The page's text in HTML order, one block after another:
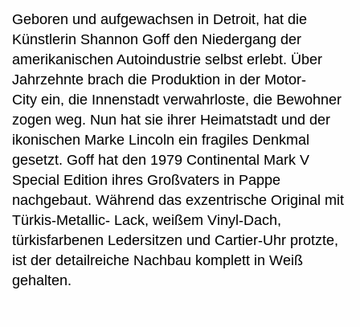
Geboren und aufgewachsen in Detroit, hat die
Künstlerin Shannon Goff den Niedergang der
amerikanischen Autoindustrie selbst erlebt. Über
Jahrzehnte brach die Produktion in der Motor-
City ein, die Innenstadt verwahrloste, die Bewohner
zogen weg. Nun hat sie ihrer Heimatstadt und der
ikonischen Marke Lincoln ein fragiles Denkmal
gesetzt. Goff hat den 1979 Continental Mark V
Special Edition ihres Großvaters in Pappe
nachgebaut. Während das exzentrische Original mit
Türkis-Metallic- Lack, weißem Vinyl-Dach,
türkisfarbenen Ledersitzen und Cartier-Uhr protzte,
ist der detailreiche Nachbau komplett in Weiß
gehalten.